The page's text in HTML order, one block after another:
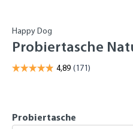
Happy Dog
Probiertasche
Probiertasche